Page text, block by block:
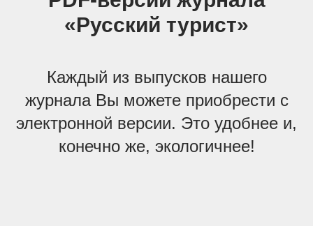
«Русский турист»
Каждый из выпусков нашего
журнала Вы можете приобрести с
электронной версии. Это удобнее и,
конечно же, экологичнее!